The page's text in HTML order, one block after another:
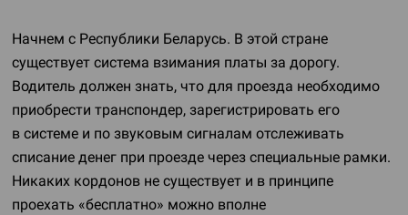
Начнем с Республики Беларусь. В этой стране
существует система взимания платы за дорогу.
Водитель должен знать, что для проезда необходимо
приобрести транспондер, зарегистрировать его
в системе и по звуковым сигналам отслеживать
списание денег при проезде через специальные рамки.
Никаких кордонов не существует и в принципе
проехать «бесплатно» можно вполне